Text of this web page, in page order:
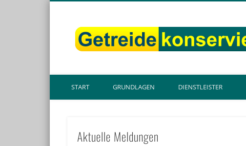
START GRUNDLAGEN DIENSTLEISTER
Aktuelle Meldungen